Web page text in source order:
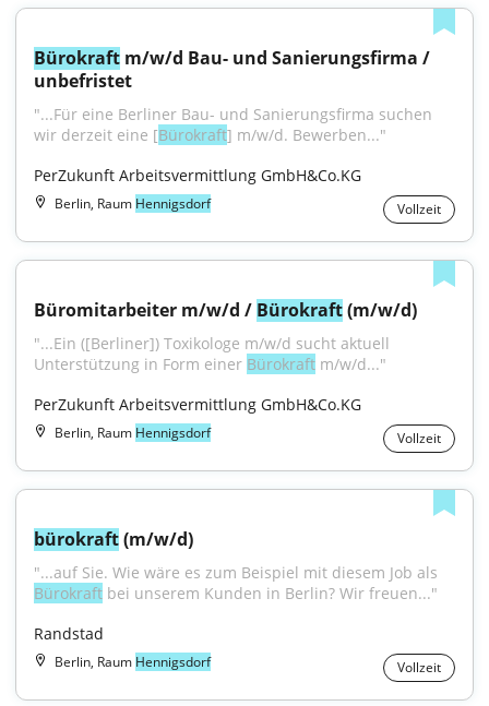
Bürokraft m/w/d Bau- und Sanierungsfirma /
unbefristet
"...Für eine Berliner Bau- und Sanierungsfirma suchen
wir derzeit eine [Bürokraft] m/w/d. Bewerben..."
PerZukunft Arbeitsvermittlung GmbH&Co.KG
Berlin, Raum Hennigsdorf Vollzeit
Büromitarbeiter m/w/d / Bürokraft (m/w/d)
"...Ein ([Berliner]) Toxikologe m/w/d sucht aktuell
Unterstützung in Form einer Bürokraft m/w/d..."
PerZukunft Arbeitsvermittlung GmbH&Co.KG
Berlin, Raum Hennigsdorf Vollzeit
bürokraft (m/w/d)
Bürokraft bei unserem Kunden in Berlin? Wir freuen..."
Randstad
Berlin, Raum Hennigsdorf Vollzeit